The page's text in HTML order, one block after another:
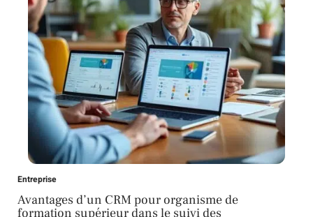
Entreprise
Avantages d’un CRM pour organisme de
formation supérieur dans le suivi des